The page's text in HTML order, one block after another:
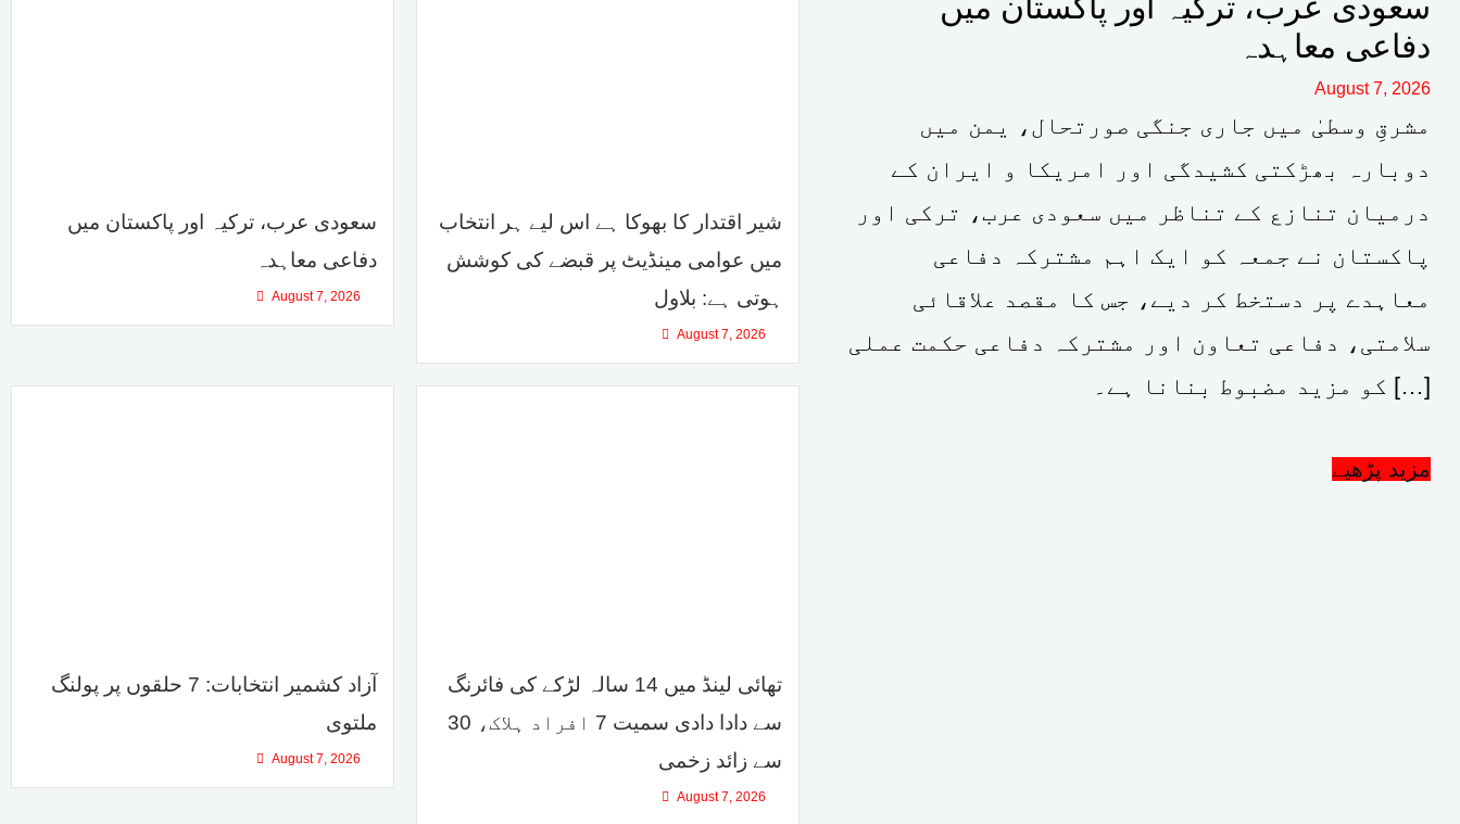
سعودی عرب، ترکیہ اور پاکستان میں
دفاعی معاہدہ
August 7, 2026
شیر اقتدار کا بھوکا ہے اس لیے ہر انتخاب
میں عوامی مینڈیٹ پر قبضے کی کوشش
ہوتی ہے: بلاول
August 7, 2026
آزاد کشمیر انتخابات: 7 حلقوں پر پولنگ
ملتوی
August 7, 2026
تھائی لینڈ میں 14 سالہ لڑکے کی فائرنگ
سے دادا دادی سمیت 7 افراد ہلاک، 30
سے زائد زخمی
August 7, 2026
دفاعی معاہدہ
August 7, 2026
مشرقِ وسطیٰ میں جاری جنگی صورتحال، یمن میں
دوبارہ بھڑکتی کشیدگی اور امریکا و ایران کے
درمیان تنازع کے تناظر میں سعودی عرب، ترکی اور
پاکستان نے جمعہ کو ایک اہم مشترکہ دفاعی
معاہدے پر دستخط کر دیے، جس کا مقصد علاقائی
سلامتی، دفاعی تعاون اور مشترکہ دفاعی حکمت عملی
کو مزید مضبوط بنانا ہے۔ […]
مزید پڑھیے